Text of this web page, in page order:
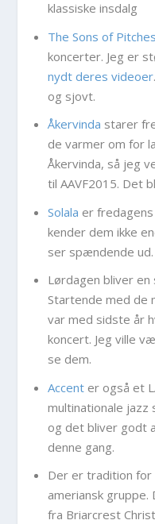
klassiske insdalg
The Sons of Pitches
koncerter. Jeg er
nydt deres videoer
og sjovt.
Åkervinda starer
de varmer om for
Åkervinda, så jeg
til AAVF2015. Det
Solala er fredagens
kender dem ikke
ser spændende ud.
Lørdagen bliver
Startende med de
var med sidste år
koncert. Jeg ville
se dem.
Accenter også et
multinationale
og det bliver godt
denne gang.
Der er tradition for
ameriansk
fra Briarcrest